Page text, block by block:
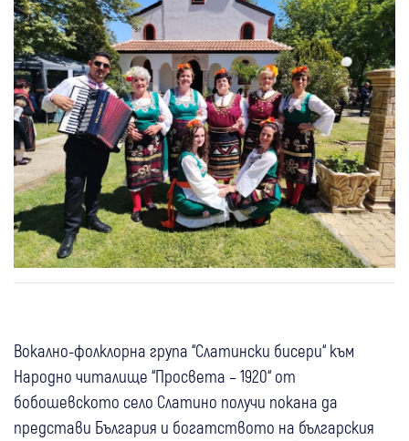
Вокално-фолклорна група “Слатински бисери“ към
Народно читалище “Просвета – 1920“ от
бобошевското село Слатино получи покана да
представи България и богатството на българския